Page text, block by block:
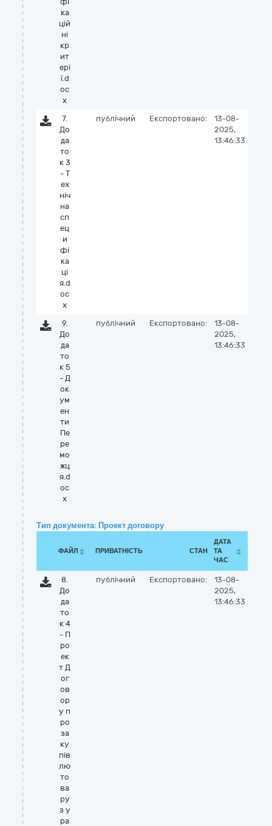
ка
цій
ні
кр
ит
ері
ї.d
oc
x
7.
До
да
то
к 3
- Т
ех
ніч
на
сп
ец
и
фі
ка
ці
я.d
oc
x
публічний Експортовано:
13-08-
2025,
13:46:33
9.
До
да
то
к 5
- Д
ок
ум
ен
ти
Пе
ре
мо
жц
я.d
oc
x
публічний Експортовано:
13-08-
2025,
13:46:33
Тип документа: Проект договору
ФАЙЛ ПРИВАТНІСТЬ СТАН
ДАТА
ТА
ЧАС
8.
До
да
то
к 4
- П
ро
ек
т Д
ог
ов
ор
у п
ро
за
ку
пів
лю
то
ва
ру
з у
ра
публічний Експортовано:
13-08-
2025,
13:46:33